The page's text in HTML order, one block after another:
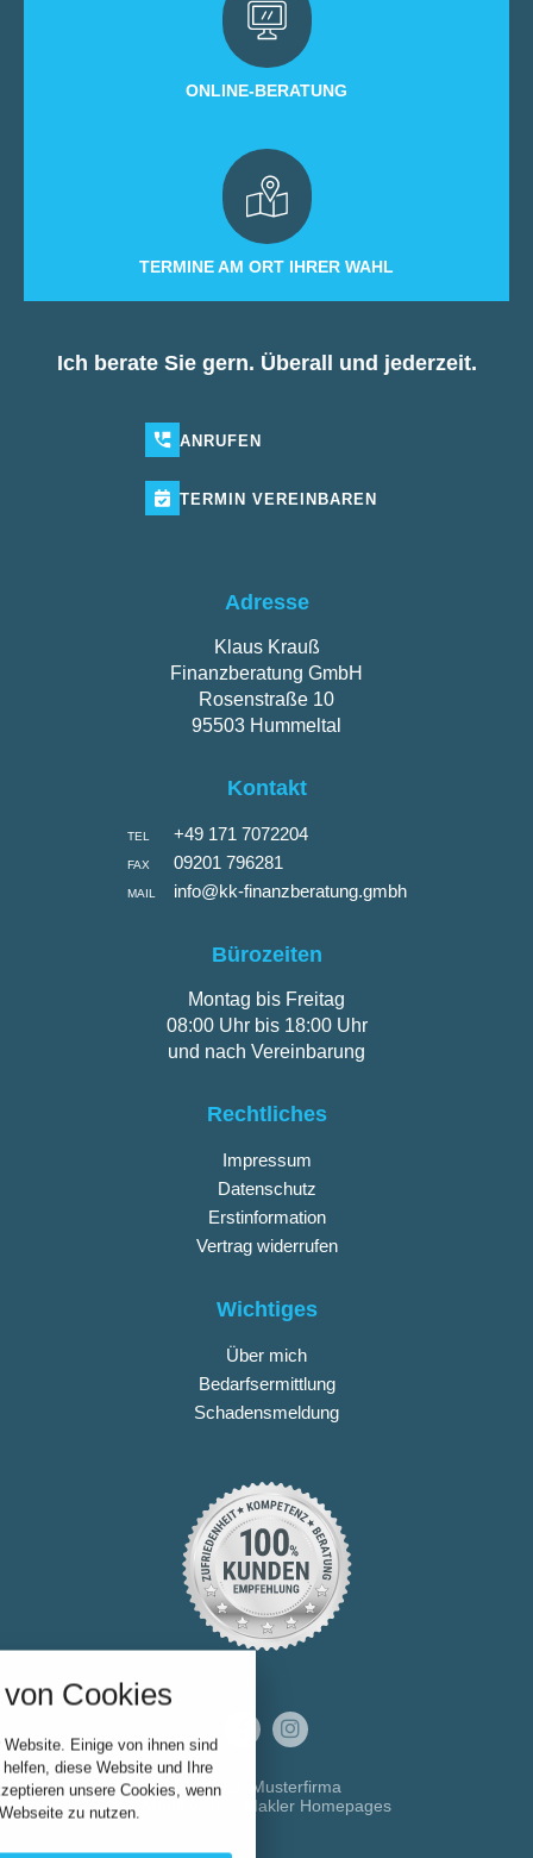
ONLINE-BERATUNG
TERMINE AM ORT IHRER WAHL
Ich berate Sie gern. Überall und jederzeit.
ANRUFEN
TERMIN VEREINBAREN
Adresse
Klaus Krauß
Finanzberatung GmbH
Rosenstraße 10
95503 Hummeltal
Kontakt
TEL +49 171 7072204
FAX 09201 796281
MAIL info@kk-finanzberatung.gmbh
Bürozeiten
Montag bis Freitag
08:00 Uhr bis 18:00 Uhr
und nach Vereinbarung
Rechtliches
Impressum
Datenschutz
Erstinformation
Vertrag widerrufen
Wichtiges
Über mich
Bedarfsermittlung
Schadensmeldung
© 2026 Musterfirma
Makler Homepages
Cookies
Einige von ihnen sind
diese Website und Ihre
unsere Cookies, wenn
zu nutzen.
folgende Kategorien zu
zu blockieren.
Notwendig
Performance